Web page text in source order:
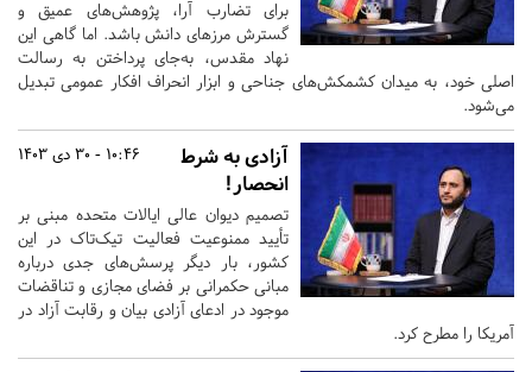
برای تضارب آرا، پژوهش‌های عمیق و
گسترش مرزهای دانش باشد. اما گاهی این
نهاد مقدس، به‌جای پرداختن به رسالت
اصلی خود، به میدان کشمکش‌های جناحی و ابزار انحراف افکار عمومی تبدیل
می‌شود.
10:46 - 30 دی 1403
آزادی به شرط
انحصار!
تصمیم دیوان عالی ایالات متحده مبنی بر
تأیید ممنوعیت فعالیت تیک‌تاک در این
کشور، بار دیگر پرسش‌های جدی درباره
مبانی حکمرانی بر فضای مجازی و تناقضات
موجود در ادعای آزادی بیان و رقابت آزاد در
آمریکا را مطرح کرد.